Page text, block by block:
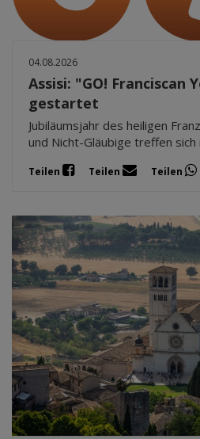
04.08.2026
Assisi: "GO! Franciscan
gestartet
Jubiläumsjahr des heiligen
und Nicht-Gläubige treffen sich
Teilen Teilen Teilen